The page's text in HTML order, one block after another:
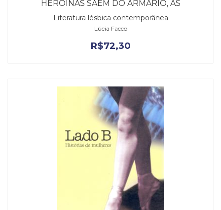
HEROÍNAS SAEM DO ARMÁRIO, AS
Literatura lésbica contemporânea
Lúcia Facco
R$72,30